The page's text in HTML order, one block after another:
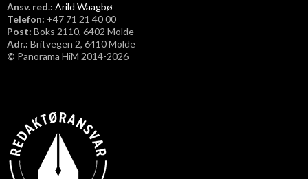
Ansv. red.: Arild Waagbø
Telefon: ​+47 71 21 40 00
Post: Boks 2110, 6402 Molde
Adr.: Britvegen 2, 6410 Molde
© Panorama HiM 2014-2026